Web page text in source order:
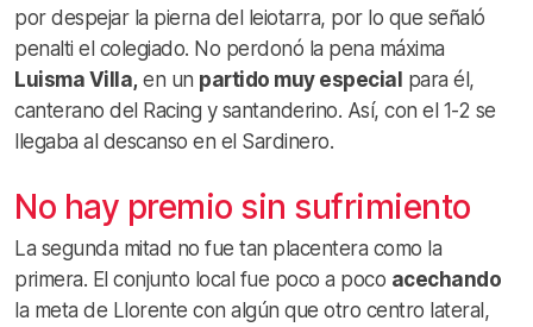
por despejar la pierna del leiotarra, por lo que señaló
penalti el colegiado. No perdonó la pena máxima
Luisma Villa, en un partido muy especial para él,
canterano del Racing y santanderino. Así, con el 1-2 se
llegaba al descanso en el Sardinero.
No hay premio sin sufrimiento
La segunda mitad no fue tan placentera como la
primera. El conjunto local fue poco a poco acechando
la meta de Llorente con algún que otro centro lateral,